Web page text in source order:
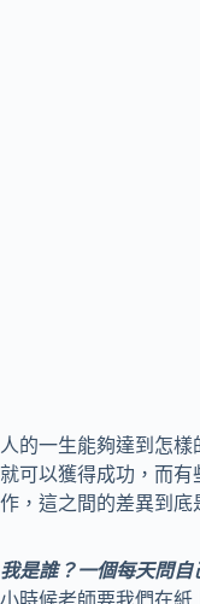
人的一生能夠達到怎
就可以獲得成功，而有
作，這之間的差異到底
我是誰？一個每天問自